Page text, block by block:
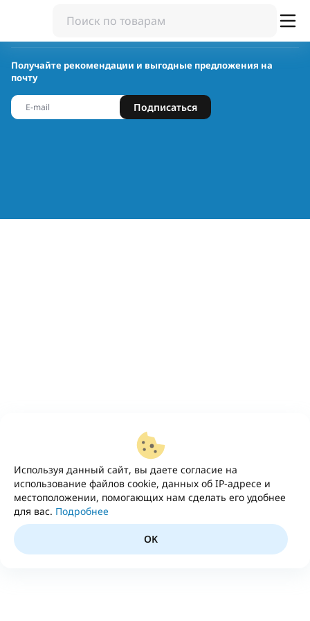
Используя данный сайт, вы даете согласие на
использование файлов cookie, данных об IP-адресе и
местоположении, помогающих нам сделать его удобнее
для вас. Подробнее
OK
Получайте рекомендации и выгодные предложения на
почту
Подписаться